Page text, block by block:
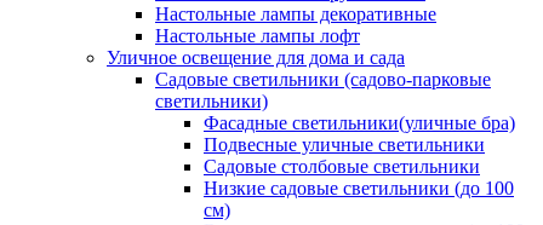
Настольные лампы декоративные
Настольные лампы лофт
Уличное освещение для дома и сада
Садовые светильники (садово-парковые
светильники)
Фасадные светильники(уличные бра)
Подвесные уличные светильники
Садовые столбовые светильники
Низкие садовые светильники (до 100
см)